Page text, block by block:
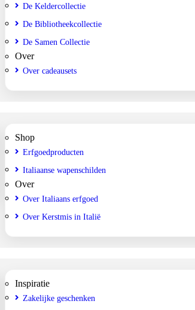
De Keldercollectie
De Bibliotheekcollectie
De Samen Collectie
Over
Over cadeausets
Shop
Erfgoedproducten
Italiaanse wapenschilden
Over
Over Italiaans erfgoed
Over Kerstmis in Italië
Inspiratie
Zakelijke geschenken